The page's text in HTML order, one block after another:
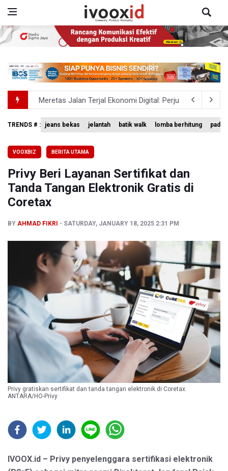
Meretas Jalan Terjal Ekonomi Digital: Perjuangan Siti
Anggota DPR Minta Rencana Kenaikan Gaji Kepala
Menhut Serahkan Penyelidikan Penyebab Kebakaran
Pemerintah Tetapkan Harga Patokan Batu Bara
TRENDS # : jeans bekas jelantah batik walk lomba berhitung
VOOXBIZ BERITA UTAMA
Privy Beri Layanan Sertifikat dan
Tanda Tangan Elektronik Gratis di
Coretax
BY AHMAD FIKRI SATURDAY, JANUARY 18, 2025 2:31 PM
Privy gratiskan sertifikat dan tanda tangan elektronik di Coretax.
ANTARA/HO-Privy
IVOOX.id – Privy penyelenggara sertifikasi elektronik